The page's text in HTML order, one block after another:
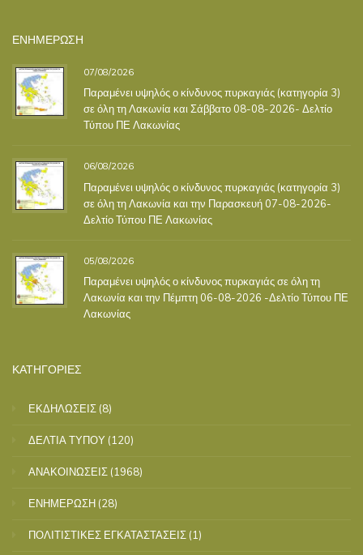
ΕΝΗΜΕΡΩΣΗ
07/08/2026
Παραμένει υψηλός ο κίνδυνος πυρκαγιάς (κατηγορία 3)
σε όλη τη Λακωνία και Σάββατο 08-08-2026- Δελτίο
Τύπου ΠΕ Λακωνίας
06/08/2026
Παραμένει υψηλός ο κίνδυνος πυρκαγιάς (κατηγορία 3)
σε όλη τη Λακωνία και την Παρασκευή 07-08-2026-
Δελτίο Τύπου ΠΕ Λακωνίας
05/08/2026
Παραμένει υψηλός ο κίνδυνος πυρκαγιάς σε όλη τη
Λακωνία και την Πέμπτη 06-08-2026 -Δελτίο Τύπου ΠΕ
Λακωνίας
ΚΑΤΗΓΟΡΙΕΣ
ΕΚΔΗΛΩΣΕΙΣ (8)
ΔΕΛΤΙΑ ΤΥΠΟΥ (120)
ΑΝΑΚΟΙΝΩΣΕΙΣ (1968)
ΕΝΗΜΕΡΩΣΗ (28)
ΠΟΛΙΤΙΣΤΙΚΕΣ ΕΓΚΑΤΑΣΤΑΣΕΙΣ (1)